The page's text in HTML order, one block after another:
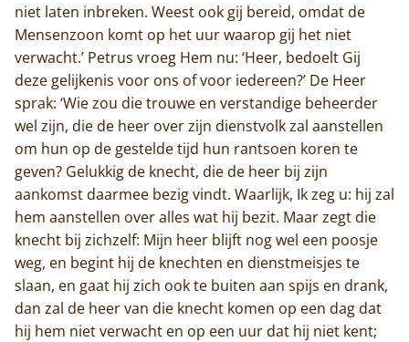
niet laten inbreken. Weest ook gij bereid, omdat de
Mensenzoon komt op het uur waarop gij het niet
verwacht.’ Petrus vroeg Hem nu: ‘Heer, bedoelt Gij
deze gelijkenis voor ons of voor iedereen?’ De Heer
sprak: ‘Wie zou die trouwe en verstandige beheerder
wel zijn, die de heer over zijn dienstvolk zal aanstellen
om hun op de gestelde tijd hun rantsoen koren te
geven? Gelukkig de knecht, die de heer bij zijn
aankomst daarmee bezig vindt. Waarlijk, Ik zeg u: hij zal
hem aanstellen over alles wat hij bezit. Maar zegt die
knecht bij zichzelf: Mijn heer blijft nog wel een poosje
weg, en begint hij de knechten en dienstmeisjes te
slaan, en gaat hij zich ook te buiten aan spijs en drank,
dan zal de heer van die knecht komen op een dag dat
hij hem niet verwacht en op een uur dat hij niet kent;